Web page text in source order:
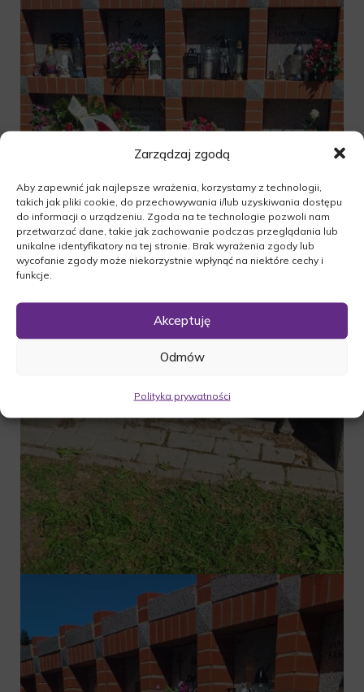
Zarządzaj zgodą
Aby zapewnić jak najlepsze wrażenia, korzystamy z technologii,
takich jak pliki cookie, do przechowywania i/lub uzyskiwania dostępu
do informacji o urządzeniu. Zgoda na te technologie pozwoli nam
przetwarzać dane, takie jak zachowanie podczas przeglądania lub
unikalne identyfikatory na tej stronie. Brak wyrażenia zgody lub
wycofanie zgody może niekorzystnie wpłynąć na niektóre cechy i
funkcje.
Akceptuję
Odmów
Polityka prywatności